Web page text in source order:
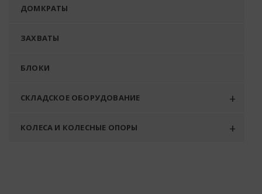
ДОМКРАТЫ
ЗАХВАТЫ
БЛОКИ
СКЛАДСКОЕ ОБОРУДОВАНИЕ
КОЛЕСА И КОЛЕСНЫЕ ОПОРЫ